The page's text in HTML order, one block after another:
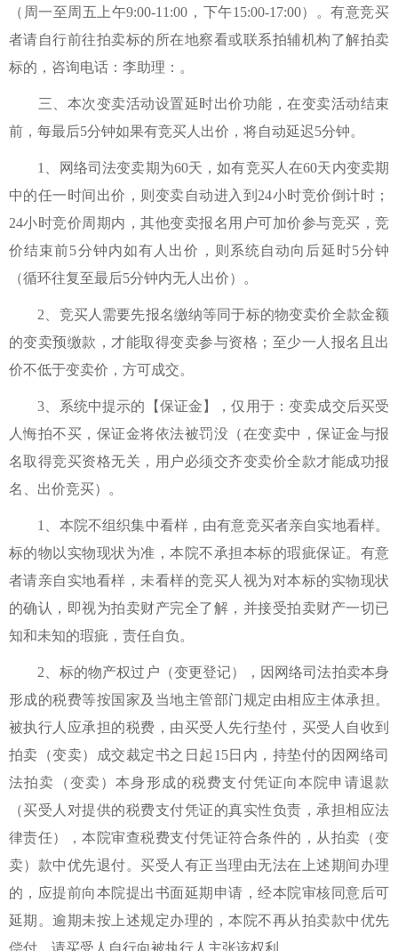
（周一至周五上午9:00-11:00，下午15:00-17:00）。有意竞买
者请自行前往拍卖标的所在地察看或联系拍辅机构了解拍卖
标的，咨询电话：李助理：。
三、本次变卖活动设置延时出价功能，在变卖活动结束
前，每最后5分钟如果有竞买人出价，将自动延迟5分钟。
1、网络司法变卖期为60天，如有竞买人在60天内变卖期
中的任一时间出价，则变卖自动进入到24小时竞价倒计时；
24小时竞价周期内，其他变卖报名用户可加价参与竞买，竞
价结束前5分钟内如有人出价，则系统自动向后延时5分钟
（循环往复至最后5分钟内无人出价）。
2、竞买人需要先报名缴纳等同于标的物变卖价全款金额
的变卖预缴款，才能取得变卖参与资格；至少一人报名且出
价不低于变卖价，方可成交。
3、系统中提示的【保证金】，仅用于：变卖成交后买受
人悔拍不买，保证金将依法被罚没（在变卖中，保证金与报
名取得竞买资格无关，用户必须交齐变卖价全款才能成功报
名、出价竞买）。
1、本院不组织集中看样，由有意竞买者亲自实地看样。
标的物以实物现状为准，本院不承担本标的瑕疵保证。有意
者请亲自实地看样，未看样的竞买人视为对本标的实物现状
的确认，即视为拍卖财产完全了解，并接受拍卖财产一切已
知和未知的瑕疵，责任自负。
2、标的物产权过户（变更登记），因网络司法拍卖本身
形成的税费等按国家及当地主管部门规定由相应主体承担。
被执行人应承担的税费，由买受人先行垫付，买受人自收到
拍卖（变卖）成交裁定书之日起15日内，持垫付的因网络司
法拍卖（变卖）本身形成的税费支付凭证向本院申请退款
（买受人对提供的税费支付凭证的真实性负责，承担相应法
律责任），本院审查税费支付凭证符合条件的，从拍卖（变
卖）款中优先退付。买受人有正当理由无法在上述期间办理
的，应提前向本院提出书面延期申请，经本院审核同意后可
延期。逾期未按上述规定办理的，本院不再从拍卖款中优先